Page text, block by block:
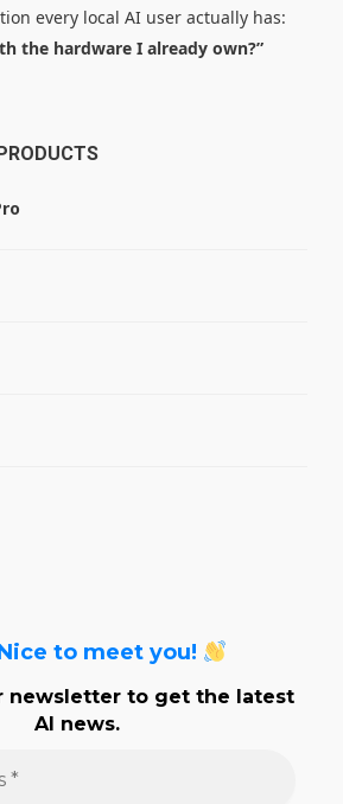
every local AI user actually has:
the hardware I already own?”
to meet you!
newsletter to get the latest
AI news.